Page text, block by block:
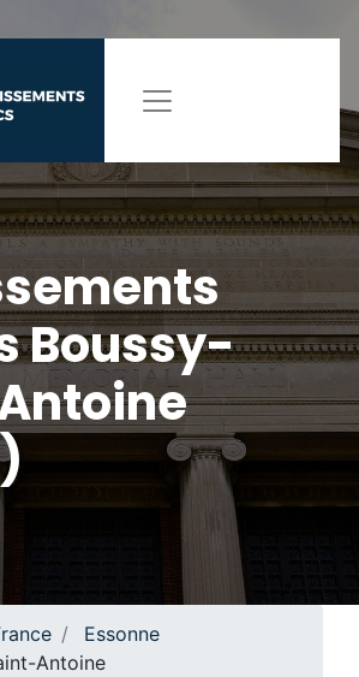
Boussy-
Essonne
Antoine